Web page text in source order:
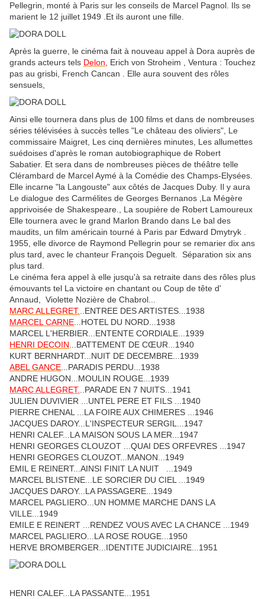
Pellegrin, monté à Paris sur les conseils de Marcel Pagnol. Ils se
marient le 12 juillet 1949 .Et ils auront une fille.
Après la guerre, le cinéma fait à nouveau appel à Dora auprès de
grands acteurs tels Delon , Erich von Stroheim , Ventura : Touchez
pas au grisbi, French Cancan . Elle aura souvent des rôles
sensuels,
Ainsi elle tournera dans plus de 100 films et dans de nombreuses
séries télévisées à succès telles "Le château des oliviers", Le
commissaire Maigret, Les cinq dernières minutes, Les allumettes
suédoises d'après le roman autobiographique de Robert
Sabatier. Et sera dans de nombreuses pièces de théâtre telle
Clérambard de Marcel Aymé à la Comédie des Champs-Elysées.
Elle incarne "la Langouste" aux côtés de Jacques Duby. Il y aura
Le dialogue des Carmélites de Georges Bernanos ,La Mégère
apprivoisée de Shakespeare., La soupière de Robert Lamoureux
Elle tournera avec le grand Marlon Brando dans Le bal des
maudits, un film américain tourné à Paris par Edward Dmytryk .
1955, elle divorce de Raymond Pellegrin pour se remarier dix ans
plus tard, avec le chanteur François Deguelt. Séparation six ans
plus tard.
Le cinéma fera appel à elle jusqu'à sa retraite dans des rôles plus
émouvants tel La victoire en chantant ou Coup de tête d'
Annaud, Violette Nozière de Chabrol...
MARC ALLEGRET.
..ENTREE DES ARTISTES...1938
MARCEL CARNE ...HOTEL DU NORD...1938
MARCEL L'HERBIER...ENTENTE CORDIALE...1939
HENRI DECOIN ...BATTEMENT DE CŒUR...1940
KURT BERNHARDT...NUIT DE DECEMBRE...1939
ABEL GANCE ...PARADIS PERDU...1938
ANDRE HUGON...MOULIN ROUGE...1939
MARC ALLEGRET.
..PARADE EN 7 NUITS...1941
JULIEN DUVIVIER ...UNTEL PERE ET FILS ...1940
PIERRE CHENAL ...LA FOIRE AUX CHIMERES ...1946
JACQUES DAROY...L'INSPECTEUR SERGIL...1947
HENRI CALEF...LA MAISON SOUS LA MER...1947
HENRI GEORGES CLOUZOT ...QUAI DES ORFEVRES ...1947
HENRI GEORGES CLOUZOT...MANON...1949
EMIL E REINERT...AINSI FINIT LA NUIT ...1949
MARCEL BLISTENE...LE SORCIER DU CIEL ...1949
JACQUES DAROY...LA PASSAGERE...1949
MARCEL PAGLIERO...UN HOMME MARCHE DANS LA
VILLE...1949
EMILE E REINERT ...RENDEZ VOUS AVEC LA CHANCE ...1949
MARCEL PAGLIERO...LA ROSE ROUGE...1950
HERVE BROMBERGER...IDENTITE JUDICIAIRE...1951
HENRI CALEF...LA PASSANTE...1951